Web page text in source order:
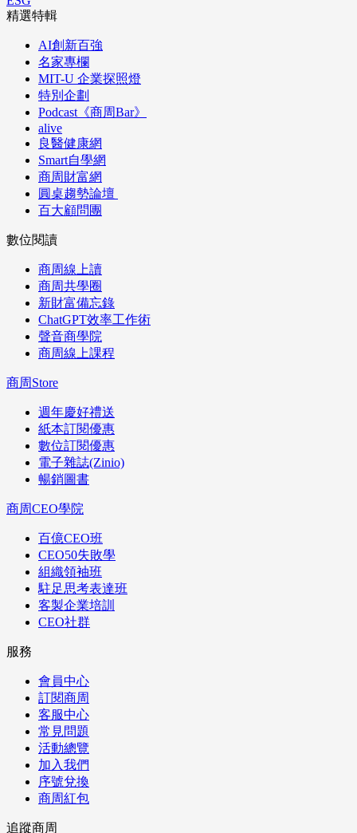
精選特輯
AI創新百強
名家專欄
MIT-U 企業探照燈
特別企劃
Podcast《商周Bar》
alive
良醫健康網
Smart自學網
商周財富網
圓桌趨勢論壇
百大顧問團
數位閱讀
商周線上讀
商周共學圈
新財富備忘錄
ChatGPT效率工作術
聲音商學院
商周線上課程
商周Store
週年慶好禮送
紙本訂閱優惠
數位訂閱優惠
電子雜誌(Zinio)
暢銷圖書
商周CEO學院
百億CEO班
CEO50失敗學
組織領袖班
駐足思考表達班
客製企業培訓
CEO社群
服務
會員中心
訂閱商周
客服中心
常見問題
活動總覽
加入我們
序號兌換
商周紅包
追蹤商周